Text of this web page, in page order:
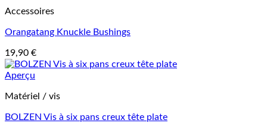
Accessoires
Orangatang Knuckle Bushings
19,90 €
Aperçu
Matériel / vis
BOLZEN Vis à six pans creux tête plate